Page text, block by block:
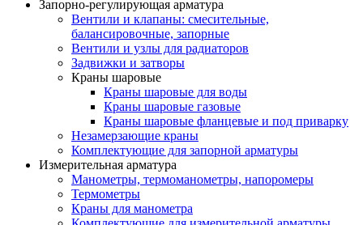
Запорно-регулирующая арматура
Вентили и клапаны: смесительные,
балансировочные, запорные
Вентили и узлы для радиаторов
Задвижки и затворы
Краны шаровые
Краны шаровые для воды
Краны шаровые газовые
Краны шаровые фланцевые и под приварку
Незамерзающие краны
Комплектующие для запорной арматуры
Измерительная арматура
Манометры, термоманометры, напоромеры
Термометры
Краны для манометра